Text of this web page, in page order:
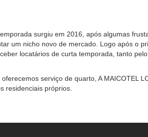
surgiu em 2016, após algumas
um nicho novo de mercado. Logo após o
locatários de curta temporada, tanto
serviço de quarto, A MAICOTEL
residenciais próprios.